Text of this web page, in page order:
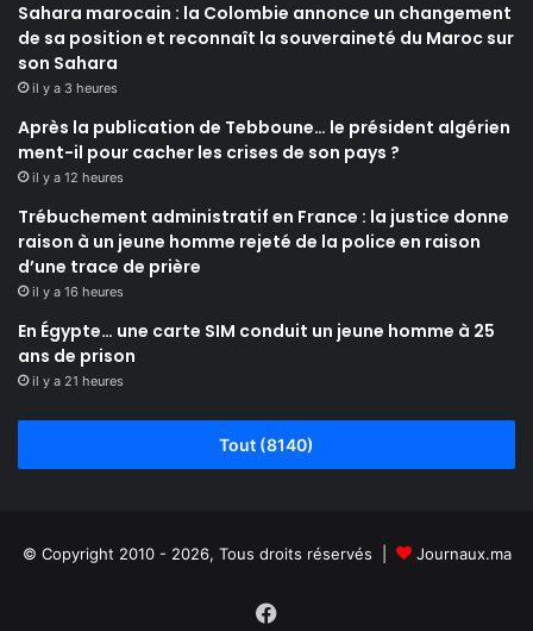
Sahara marocain : la Colombie annonce un changement
de sa position et reconnaît la souveraineté du Maroc sur
son Sahara
il y a 3 heures
Après la publication de Tebboune… le président algérien
ment-il pour cacher les crises de son pays ?
il y a 12 heures
Trébuchement administratif en France : la justice donne
raison à un jeune homme rejeté de la police en raison
d’une trace de prière
il y a 16 heures
En Égypte… une carte SIM conduit un jeune homme à 25
ans de prison
il y a 21 heures
Tout (8140)
© Copyright 2010 - 2026, Tous droits réservés | Journaux.ma
Facebook